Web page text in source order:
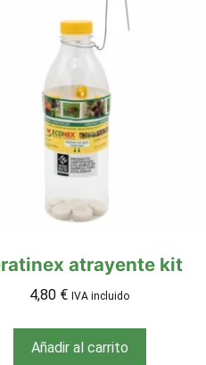
atrayente kit
4,80 € IVA incluido
Añadir al carrito